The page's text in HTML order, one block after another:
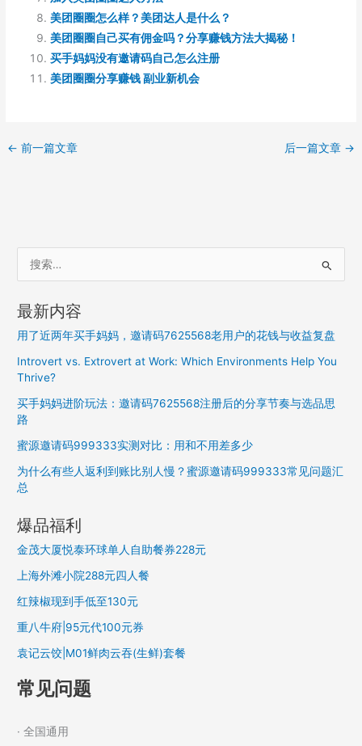
美团圈圈怎么样？美团达人是什么？
美团圈圈自己买有佣金吗？分享赚钱方法大揭秘！
买手妈妈没有邀请码自己怎么注册
美团圈圈分享赚钱 副业新机会
← 前一篇文章 后一篇文章 →
索
最新内容
用了近两年买手妈妈，邀请码7625568老用户的花钱与收益复盘
Introvert vs. Extrovert at Work: Which Environments Help You
Thrive?
买手妈妈进阶玩法：邀请码7625568注册后的分享节奏与选品思
路
蜜源邀请码999333实测对比：用和不用差多少
为什么有些人返利到账比别人慢？蜜源邀请码999333常见问题汇
总
爆品福利
金茂大厦悦泰环球单人自助餐券228元
上海外滩小院288元四人餐
红辣椒现到手低至130元
重八牛府|95元代100元券
袁记云饺|M01鲜肉云吞(生鲜)套餐
常见问题
· 全国通用